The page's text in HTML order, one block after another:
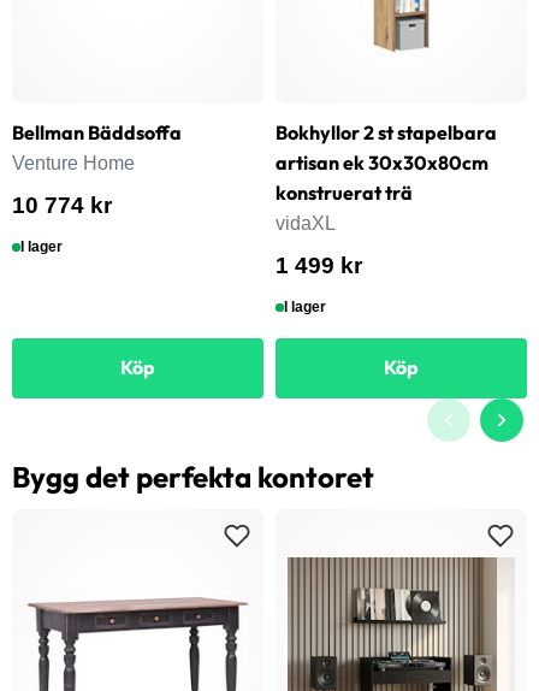
Bellman Bäddsoffa
Venture Home
10 774 kr
I lager
Köp
Bokhyllor 2 st stapelbara
artisan ek 30x30x80cm
konstruerat trä
vidaXL
1 499 kr
I lager
Köp
Bygg det perfekta kontoret